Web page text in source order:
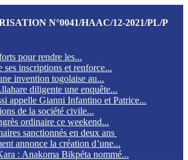
N°0041/HAAC/12-2021/PL/P
pour rendre les...
inscriptions et renforce...
invention togolaise au...
diligente une enquête...
appelle Gianni Infantino et Patrice...
de la société civile...
ordinaire ce weekend...
sanctionnés en deux ans
annonce la création d’une...
: Anakoma Bikpéta nommé...